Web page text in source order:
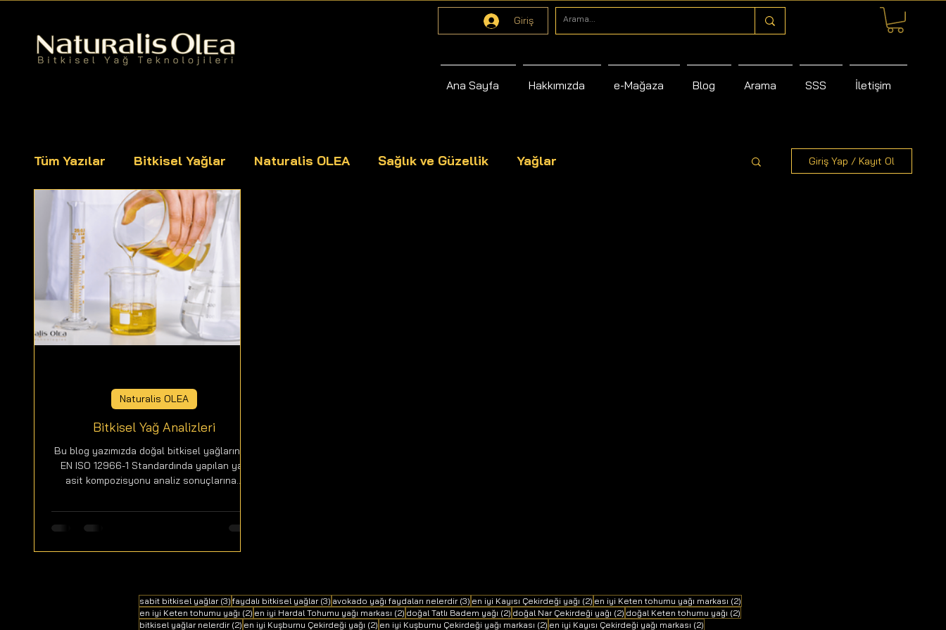
Giriş
Ana Sayfa Hakkımızda e-Mağaza Blog Arama SSS İletişim
Tüm Yazılar Bitkisel Yağlar Naturalis OLEA Sağlık ve Güzellik Yağlar Giriş Yap / Kayıt Ol
Bitkisel Yağ Analizleri
Bu blog yazımızda doğal bitkisel yağların TS
EN ISO 12966-1 Standardında yapılan yağ
asit kompozisyonu analiz sonuçlarına...
Naturalis OLEA
sabit bitkisel yağlar (3) 3 yazı
faydalı bitkisel yağlar (3) 3 yazı
avokado yağı faydaları nelerdir (3) 3 yazı
en iyi Kayısı Çekirdeği yağı (2) 2 yazı
en iyi Keten tohumu yağı markası (2)
en iyi Keten tohumu yağı (2) 2 yazı
en iyi Hardal Tohumu yağı markası (2) 2 yazı
doğal Tatlı Badem yağı (2) 2 yazı
doğal Nar Çekirdeği yağı (2) 2 yazı
doğal Keten tohumu yağı (2)
bitkisel yağlar nelerdir (2) 2 yazı
en iyi Kuşburnu Çekirdeği yağı (2) 2 yazı
en iyi Kuşburnu Çekirdeği yağı markası (2) 2 yazı
en iyi Kayısı Çekirdeği yağı markası (2)